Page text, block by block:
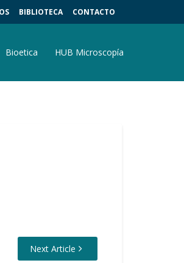
BIBLIOTECA CONTACTO
Bioetica HUB Microscopía
Next Article